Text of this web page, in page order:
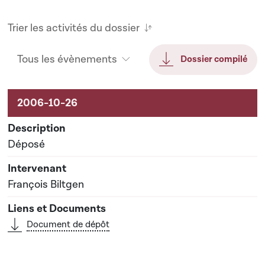
Trier les activités du dossier
Tous les évènements Dossier compilé
Activités liées au dossier
Déposé
François Biltgen
Document de dépôt